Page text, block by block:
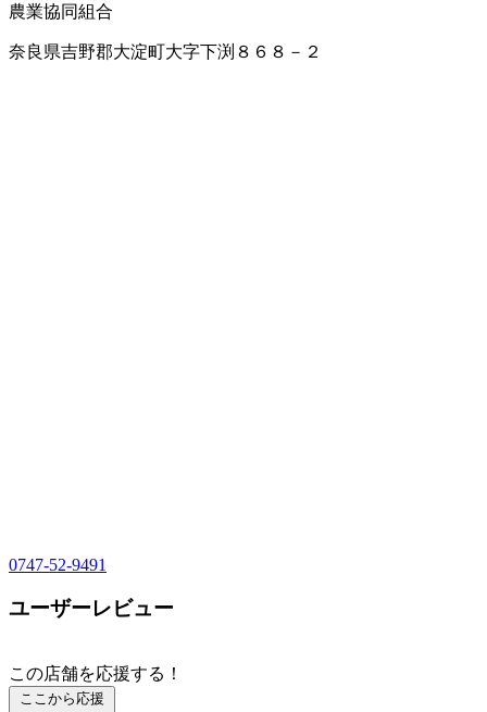
農業協同組合
奈良県吉野郡大淀町大字下渕８６８－２
0747-52-9491
ユーザーレビュー
この店舗を応援する！
ここから応援